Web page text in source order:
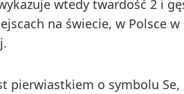
wtedy twardość 2 i
na świecie, w Polsce
pierwiastkiem o symbolu